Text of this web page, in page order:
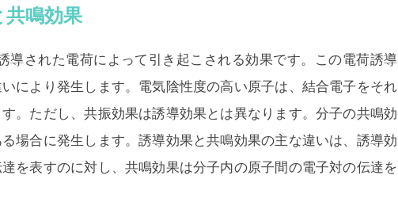
共鳴効果
導された電荷によって引き起こされる効果です。この電荷誘導
により発生します。電気陰性度の高い原子は、結合電子をそれ
。ただし、共振効果は誘導効果とは異なります。分子の共鳴効
場合に発生します。誘導効果と共鳴効果の主な違いは、 誘導効
を表すのに対し、共鳴効果は分子内の原子間の電子対の伝達を